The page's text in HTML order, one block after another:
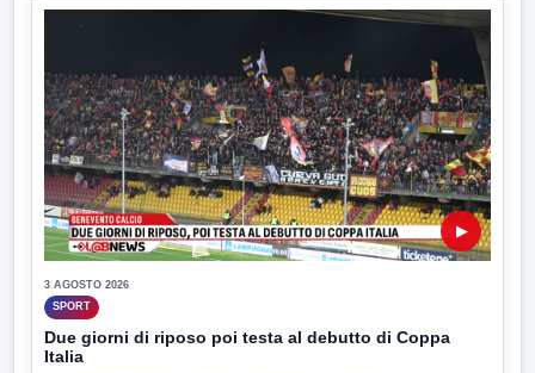
▶
3 AGOSTO 2026
SPORT
Due giorni di riposo poi testa al debutto di Coppa
Italia